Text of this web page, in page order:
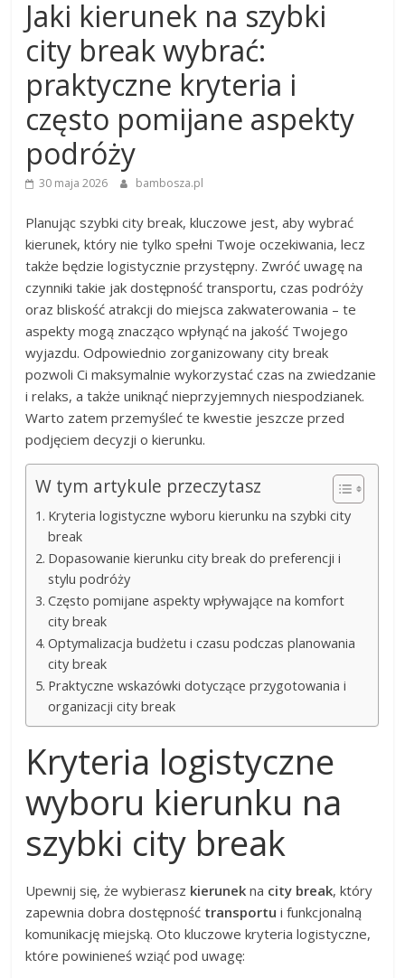
Jaki kierunek na szybki
city break wybrać:
praktyczne kryteria i
często pomijane aspekty
podróży
30 maja 2026 bambosza.pl
Planując szybki city break, kluczowe jest, aby wybrać
kierunek, który nie tylko spełni Twoje oczekiwania, lecz
także będzie logistycznie przystępny. Zwróć uwagę na
czynniki takie jak dostępność transportu, czas podróży
oraz bliskość atrakcji do miejsca zakwaterowania – te
aspekty mogą znacząco wpłynąć na jakość Twojego
wyjazdu. Odpowiednio zorganizowany city break
pozwoli Ci maksymalnie wykorzystać czas na zwiedzanie
i relaks, a także uniknąć nieprzyjemnych niespodzianek.
Warto zatem przemyśleć te kwestie jeszcze przed
podjęciem decyzji o kierunku.
W tym artykule przeczytasz
Kryteria logistyczne wyboru kierunku na szybki city
break
Dopasowanie kierunku city break do preferencji i
stylu podróży
Często pomijane aspekty wpływające na komfort
city break
Optymalizacja budżetu i czasu podczas planowania
city break
Praktyczne wskazówki dotyczące przygotowania i
organizacji city break
Kryteria logistyczne
wyboru kierunku na
szybki city break
Upewnij się, że wybierasz kierunek na city break, który
zapewnia dobra dostępność transportu i funkcjonalną
komunikację miejską. Oto kluczowe kryteria logistyczne,
które powinieneś wziąć pod uwagę: